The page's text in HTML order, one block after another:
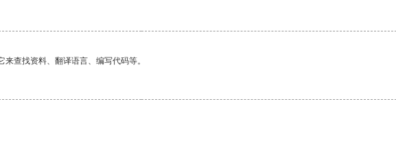
查找资料、翻译语言、编写代码等。